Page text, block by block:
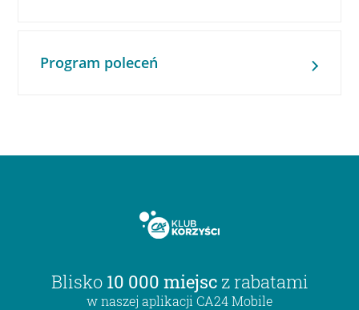
Program poleceń
Blisko 10 000 miejsc z rabatami
w naszej aplikacji CA24 Mobile